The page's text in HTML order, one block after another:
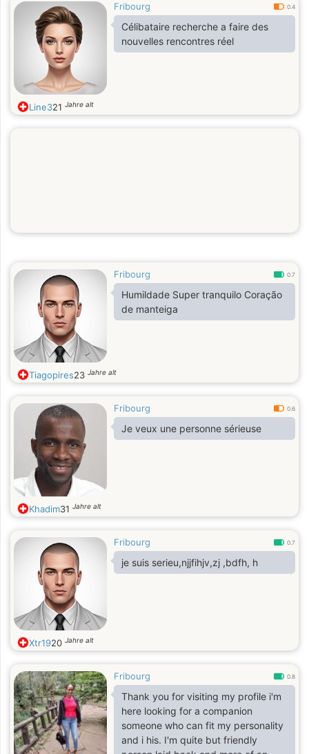
Fribourg 0.4
Célibataire recherche a faire des
nouvelles rencontres réel
Line321 Jahre alt
Fribourg 0.7
Humildade Super tranquilo Coração
de manteiga
Tiagopires23 Jahre alt
Fribourg 0.6
Je veux une personne sérieuse
Khadim31 Jahre alt
Fribourg 0.7
je suis serieu,njjfihjv,zj ,bdfh, h
Xtr1920 Jahre alt
Fribourg 0.8
Thank you for visiting my profile i'm
here looking for a companion
someone who can fit my personality
and i his. I'm quite but friendly